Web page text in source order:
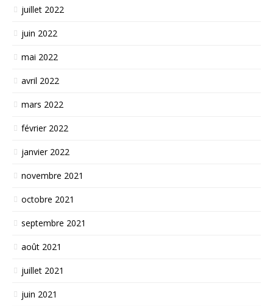
juillet 2022
juin 2022
mai 2022
avril 2022
mars 2022
février 2022
janvier 2022
novembre 2021
octobre 2021
septembre 2021
août 2021
juillet 2021
juin 2021